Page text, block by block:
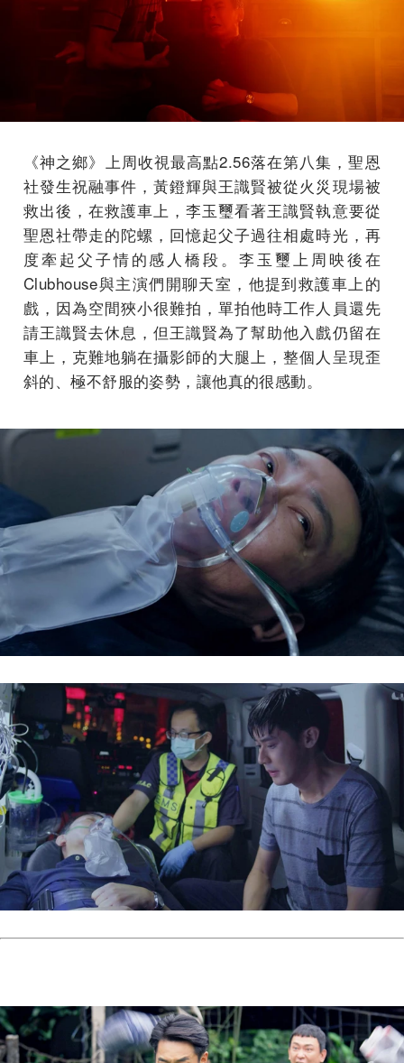
《神之鄉》上周收視最高點2.56落在第八集，聖恩
社發生祝融事件，黃鐙輝與王識賢被從火災現場被
救出後，在救護車上，李玉璽看著王識賢執意要從
聖恩社帶走的陀螺，回憶起父子過往相處時光，再
度牽起父子情的感人橋段。李玉璽上周映後在
Clubhouse與主演們開聊天室，他提到救護車上的
戲，因為空間狹小很難拍，單拍他時工作人員還先
請王識賢去休息，但王識賢為了幫助他入戲仍留在
車上，克難地躺在攝影師的大腿上，整個人呈現歪
斜的、極不舒服的姿勢，讓他真的很感動。